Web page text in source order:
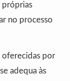
próprias
no processo
oferecidas por
adequa às